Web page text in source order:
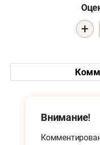
+
Внимание!